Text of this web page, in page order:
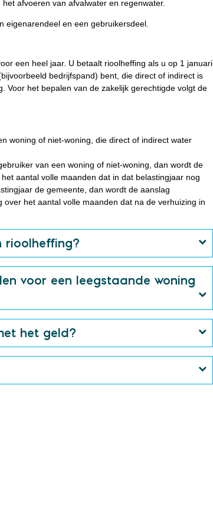
afvoeren van afvalwater en regenwater.
eigenarendeel en een gebruikersdeel.
een heel jaar. U betaalt rioolheffing als u op 1 januari
bedrijfspand) bent, die direct of indirect is
Voor het bepalen van de zakelijk gerechtigde volgt de
woning of niet-woning, die direct of indirect water
van een woning of niet-woning, dan wordt de
aantal volle maanden dat in dat belastingjaar nog
de gemeente, dan wordt de aanslag
het aantal volle maanden dat na de verhuizing in
rioolheffing?
voor een leegstaande woning
het geld?